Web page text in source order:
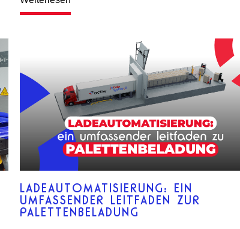
LADEAUTOMATISIERUNG: EIN
UMFASSENDER LEITFADEN ZUR
PALETTENBELADUNG